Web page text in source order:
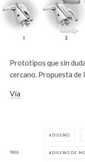
Prototipos que sin
cercano. Propuesta de
Vía
TAGS
DISEÑO
DISEÑO DE